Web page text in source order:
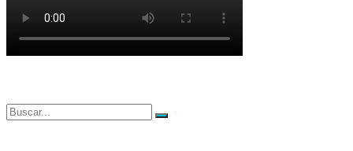
Buscar
Buscar